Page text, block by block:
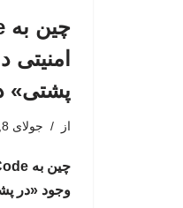
امنیتی
پشتی»
از جولای 8, 2026
وجود «در